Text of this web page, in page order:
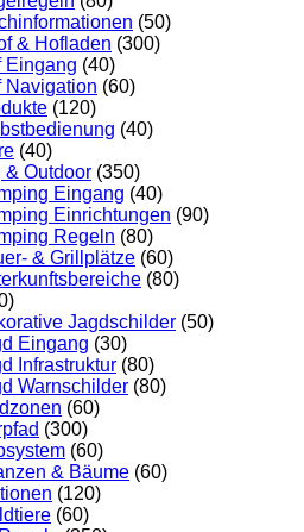
(50)
& Hofladen (300)
Eingang (40)
Navigation (60)
(120)
(40)
(40)
& Outdoor (350)
Eingang (40)
Einrichtungen (90)
Regeln (80)
& Grillplätze (60)
(80)
Jagdschilder (50)
Eingang (30)
Infrastruktur (80)
Warnschilder (80)
(60)
(300)
(60)
& Bäume (60)
(120)
(60)